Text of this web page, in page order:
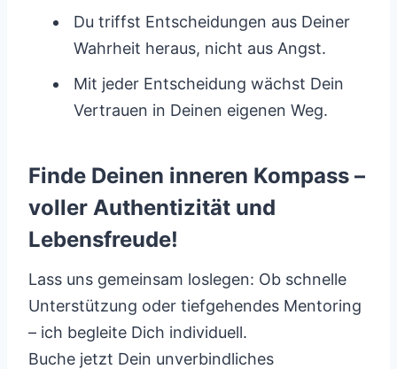
Du triffst Entscheidungen aus Deiner
Wahrheit heraus, nicht aus Angst.
Mit jeder Entscheidung wächst Dein
Vertrauen in Deinen eigenen Weg.
Finde Deinen inneren Kompass –
voller Authentizität und
Lebensfreude!
Lass uns gemeinsam loslegen: Ob schnelle
Unterstützung oder tiefgehendes Mentoring
– ich begleite Dich individuell.
Buche jetzt Dein unverbindliches